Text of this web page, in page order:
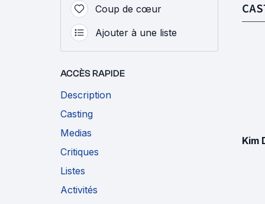
Coup de cœur
Ajouter à une liste
ACCÈS RAPIDE
Description
Casting
Medias
Critiques
Listes
Activités
Kim